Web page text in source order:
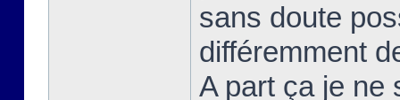
sans doute
différemment
A part ça je ne